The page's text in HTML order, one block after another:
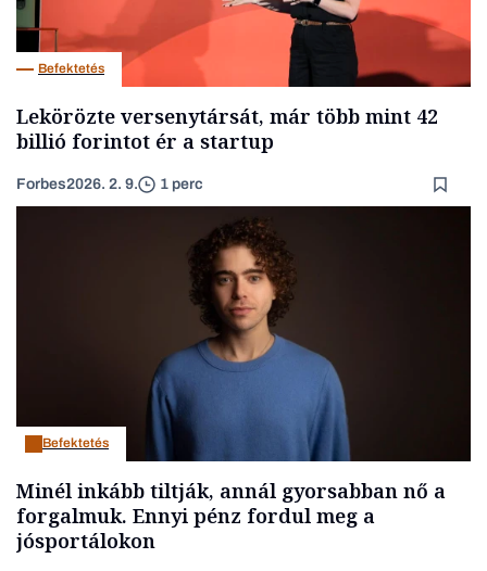
Befektetés
Lekörözte versenytársát, már több mint 42
billió forintot ér a startup
Forbes2026. 2. 9. 1 perc
Befektetés
Minél inkább tiltják, annál gyorsabban nő a
forgalmuk. Ennyi pénz fordul meg a
jósportálokon